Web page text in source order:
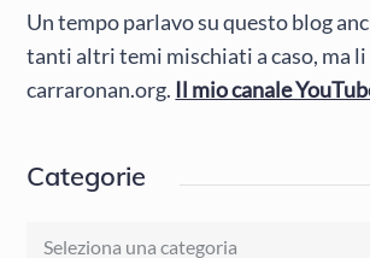
Un tempo parlavo su questo blog
tanti altri temi mischiati a caso, ma
carraronan.org. Il mio canale
Categorie
Categorie